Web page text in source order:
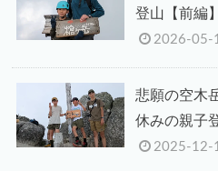
登山【前編】
2026-05-
悲願の空木
休みの親子
2025-12-